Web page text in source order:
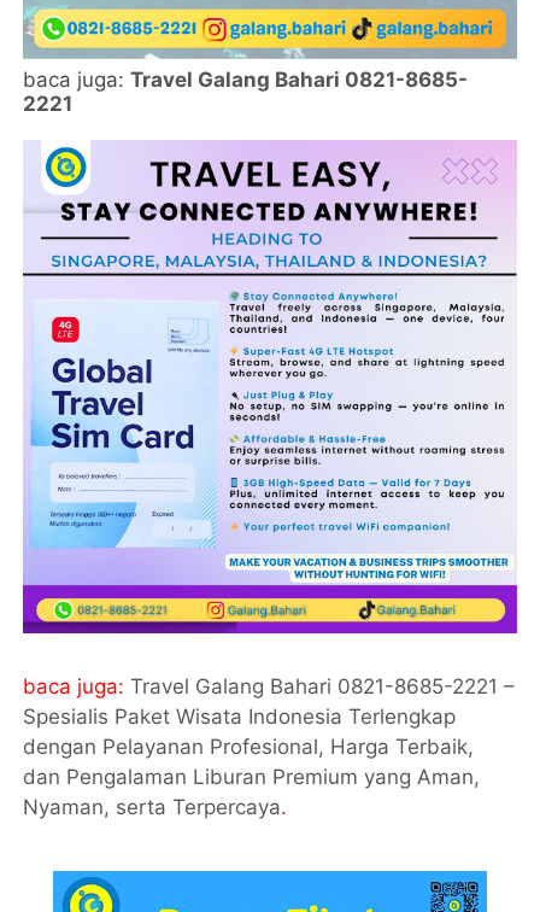
baca juga:Travel Galang Bahari 0821-8685-
2221
baca juga:Travel Galang Bahari 0821-8685-2221 –
Spesialis Paket Wisata Indonesia Terlengkap
dengan Pelayanan Profesional, Harga Terbaik,
dan Pengalaman Liburan Premium yang Aman,
Nyaman, serta Terpercaya.